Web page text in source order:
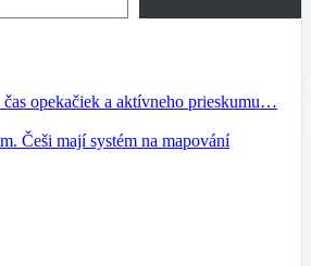
opekačiek a aktívneho prieskumu…
Češi mají systém na mapování